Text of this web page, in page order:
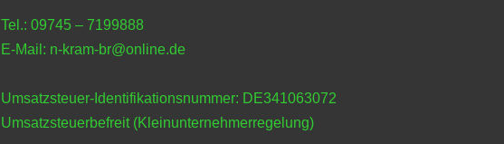
Tel.: 09745 – 7199888
E-Mail: n-kram-br@online.de
Umsatzsteuer-Identifikationsnummer: DE341063072
Umsatzsteuerbefreit (Kleinunternehmerregelung)